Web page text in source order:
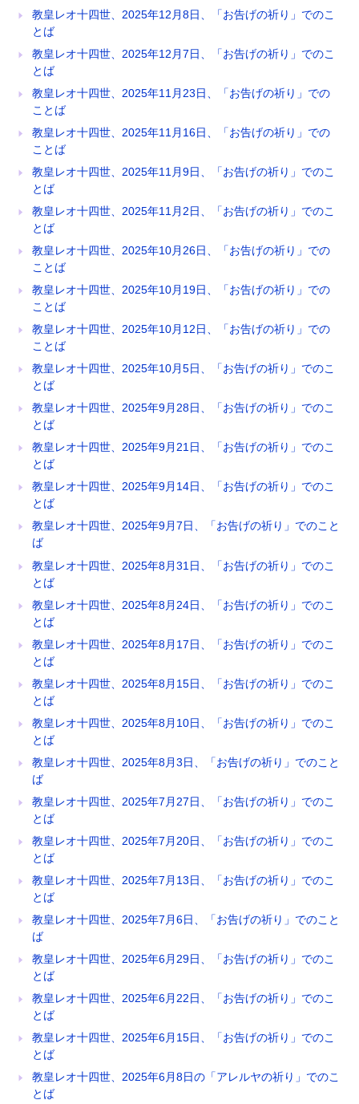
教皇レオ十四世、2025年12月8日、「お告げの祈り」でのこ
とば
教皇レオ十四世、2025年12月7日、「お告げの祈り」でのこ
とば
教皇レオ十四世、2025年11月23日、「お告げの祈り」での
ことば
教皇レオ十四世、2025年11月16日、「お告げの祈り」での
ことば
教皇レオ十四世、2025年11月9日、「お告げの祈り」でのこ
とば
教皇レオ十四世、2025年11月2日、「お告げの祈り」でのこ
とば
教皇レオ十四世、2025年10月26日、「お告げの祈り」での
ことば
教皇レオ十四世、2025年10月19日、「お告げの祈り」での
ことば
教皇レオ十四世、2025年10月12日、「お告げの祈り」での
ことば
教皇レオ十四世、2025年10月5日、「お告げの祈り」でのこ
とば
教皇レオ十四世、2025年9月28日、「お告げの祈り」でのこ
とば
教皇レオ十四世、2025年9月21日、「お告げの祈り」でのこ
とば
教皇レオ十四世、2025年9月14日、「お告げの祈り」でのこ
とば
教皇レオ十四世、2025年9月7日、「お告げの祈り」でのこと
ば
教皇レオ十四世、2025年8月31日、「お告げの祈り」でのこ
とば
教皇レオ十四世、2025年8月24日、「お告げの祈り」でのこ
とば
教皇レオ十四世、2025年8月17日、「お告げの祈り」でのこ
とば
教皇レオ十四世、2025年8月15日、「お告げの祈り」でのこ
とば
教皇レオ十四世、2025年8月10日、「お告げの祈り」でのこ
とば
教皇レオ十四世、2025年8月3日、「お告げの祈り」でのこと
ば
教皇レオ十四世、2025年7月27日、「お告げの祈り」でのこ
とば
教皇レオ十四世、2025年7月20日、「お告げの祈り」でのこ
とば
教皇レオ十四世、2025年7月13日、「お告げの祈り」でのこ
とば
教皇レオ十四世、2025年7月6日、「お告げの祈り」でのこと
ば
教皇レオ十四世、2025年6月29日、「お告げの祈り」でのこ
とば
教皇レオ十四世、2025年6月22日、「お告げの祈り」でのこ
とば
教皇レオ十四世、2025年6月15日、「お告げの祈り」でのこ
とば
教皇レオ十四世、2025年6月8日の「アレルヤの祈り」でのこ
とば